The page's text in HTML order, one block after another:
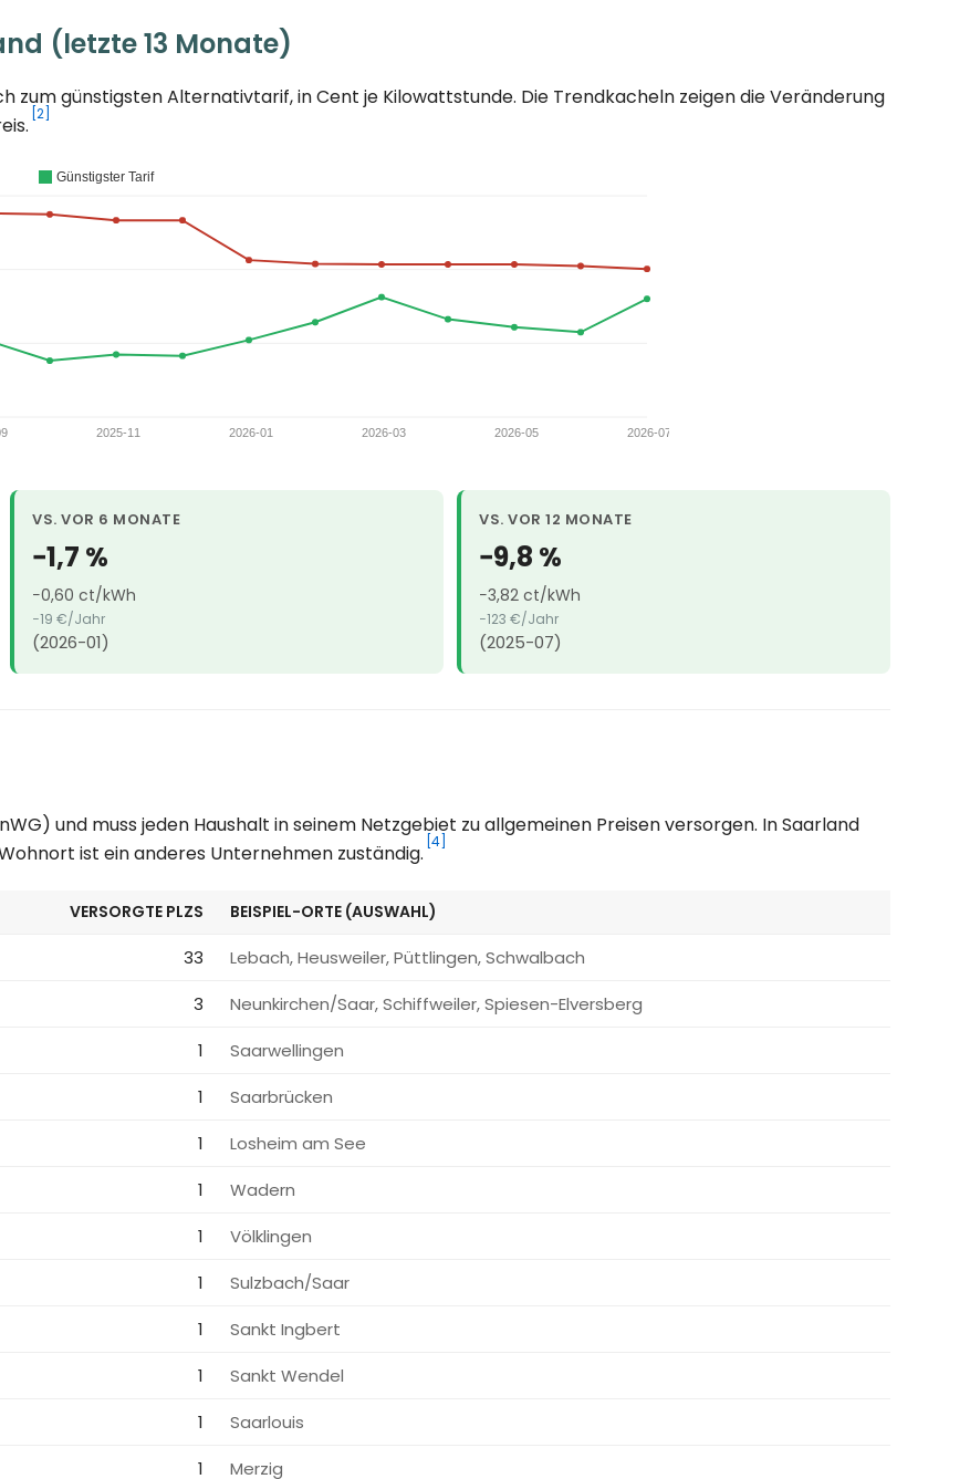
(letzte 13 Monate)
zum günstigsten Alternativtarif, in Cent je Kilowattstunde. Die Trendkacheln zeigen die Veränderung
[2]
VS. VOR 6 MONATE
−1,7 %
−0,60 ct/kWh
−19 €/Jahr
(2026-01)
VS. VOR 12 MONATE
−9,8 %
−3,82 ct/kWh
−123 €/Jahr
(2025-07)
und muss jeden Haushalt in seinem Netzgebiet zu allgemeinen Preisen versorgen. In Saarland
ist ein anderes Unternehmen zuständig. [4]
VERSORGTE PLZS BEISPIEL-ORTE (AUSWAHL)
33
Lebach, Heusweiler, Püttlingen, Schwalbach
3
Neunkirchen/Saar, Schiffweiler, Spiesen-Elversberg
1
Saarwellingen
1
Saarbrücken
1
Losheim am See
1
Wadern
1
Völklingen
1
Sulzbach/Saar
1
Sankt Ingbert
1
Sankt Wendel
1
Saarlouis
1 Merzig